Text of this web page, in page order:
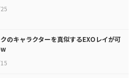
のキャラクターを真似するEXOレイが可